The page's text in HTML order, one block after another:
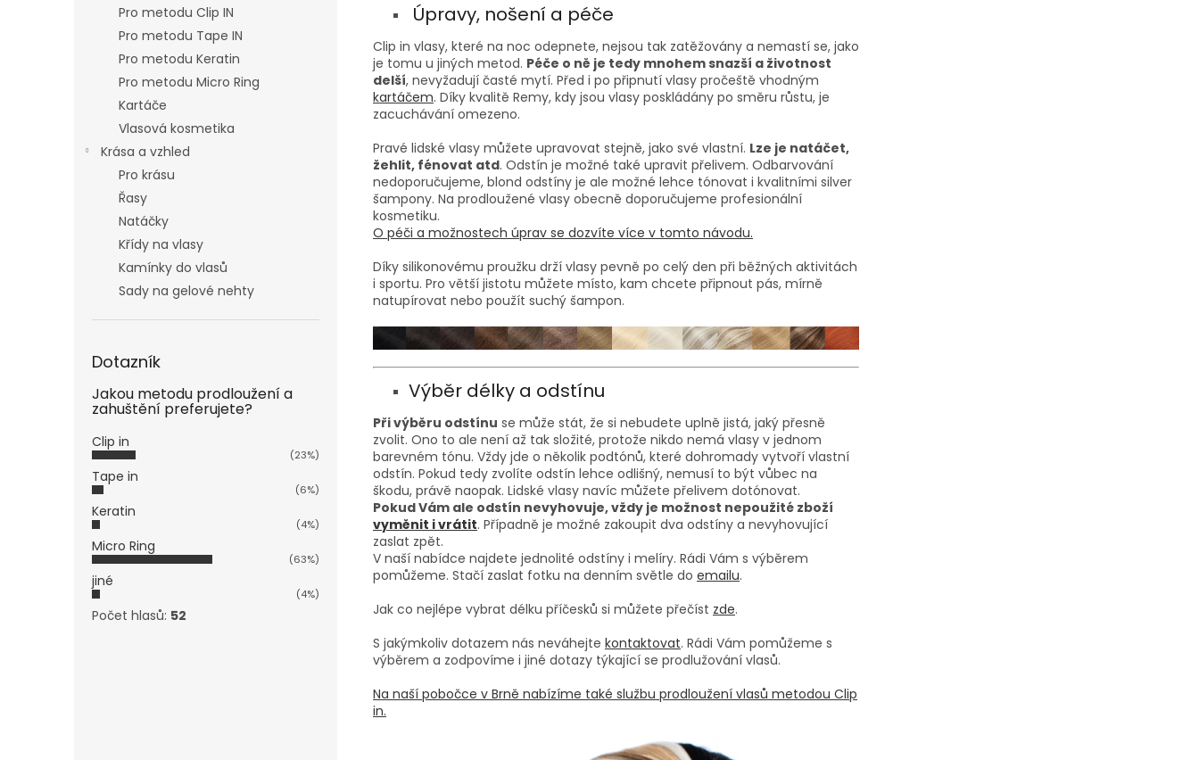
Pro metodu Clip IN
Pro metodu Tape IN
Pro metodu Keratin
Pro metodu Micro Ring
Kartáče
Vlasová kosmetika
Krása a vzhled
Pro krásu
Řasy
Natáčky
Křídy na vlasy
Kamínky do vlasů
Sady na gelové nehty
Dotazník
Jakou metodu prodloužení a
zahuštění preferujete?
Clip in
(23%)
Tape in
(6%)
Keratin
(4%)
Micro Ring
(63%)
jiné
(4%)
Počet hlasů: 52
Úpravy, nošení a péče
Clip in vlasy, které na noc odepnete, nejsou tak zatěžovány a nemastí se, jako
je tomu u jiných metod. Péče o ně je tedy mnohem snazší a životnost
delší, nevyžadují časté mytí. Před i po připnutí vlasy pročeště vhodným
kartáčem. Díky kvalitě Remy, kdy jsou vlasy poskládány po směru růstu, je
zacuchávání omezeno.
Pravé lidské vlasy můžete upravovat stejně, jako své vlastní. Lze je natáčet,
žehlit, fénovat atd. Odstín je možné také upravit přelivem. Odbarvování
nedoporučujeme, blond odstíny je ale možné lehce tónovat i kvalitními silver
šampony. Na prodloužené vlasy obecně doporučujeme profesionální
kosmetiku.
O péči a možnostech úprav se dozvíte více v tomto návodu.
Díky silikonovému proužku drží vlasy pevně po celý den při běžných aktivitách
i sportu. Pro větší jistotu můžete místo, kam chcete připnout pás, mírně
natupírovat nebo použít suchý šampon.
Výběr délky a odstínu
Při výběru odstínu se může stát, že si nebudete uplně jistá, jaký přesně
zvolit. Ono to ale není až tak složité, protože nikdo nemá vlasy v jednom
barevném tónu. Vždy jde o několik podtónů, které dohromady vytvoří vlastní
odstín. Pokud tedy zvolíte odstín lehce odlišný, nemusí to být vůbec na
škodu, právě naopak. Lidské vlasy navíc můžete přelivem dotónovat.
Pokud Vám ale odstín nevyhovuje, vždy je možnost nepoužité zboží
vyměnit i vrátit. Případně je možné zakoupit dva odstíny a nevyhovující
zaslat zpět.
V naší nabídce najdete jednolité odstíny i melíry. Rádi Vám s výběrem
pomůžeme. Stačí zaslat fotku na denním světle do emailu.
Jak co nejlépe vybrat délku příčesků si můžete přečíst zde.
S jakýmkoliv dotazem nás neváhejte kontaktovat. Rádi Vám pomůžeme s
výběrem a zodpovíme i jiné dotazy týkající se prodlužování vlasů.
Na naší pobočce v Brně nabízíme také službu prodloužení vlasů metodou Clip
in.